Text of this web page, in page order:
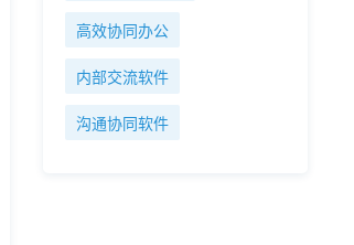
高效协同办公
内部交流软件
沟通协同软件